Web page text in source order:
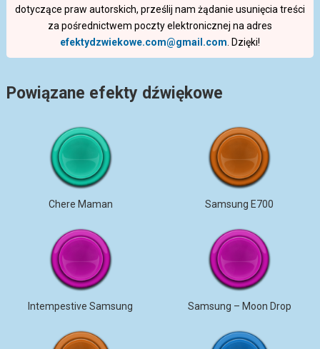
dotyczące praw autorskich, prześlij nam żądanie usunięcia treści
za pośrednictwem poczty elektronicznej na adres
efektydzwiekowe.com@gmail.com . Dzięki!
Powiązane efekty dźwiękowe
Chere Maman Samsung E700
Intempestive Samsung Samsung – Moon Drop